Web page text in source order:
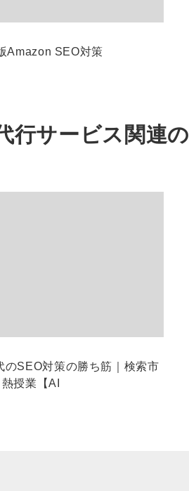
Amazon SEO対策
行サービス関連の
のSEO対策の勝ち筋｜検索市
授業【AI